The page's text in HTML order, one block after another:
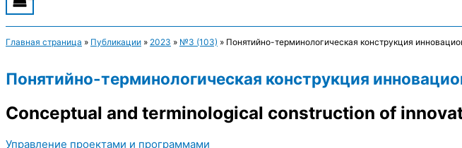
Главная страница » Публикации » 2023 » №3 (103) » Понятийно-терминологическая конструкция
Понятийно-терминологическая конструкция
Conceptual and terminological construction of
Управление проектами и программами